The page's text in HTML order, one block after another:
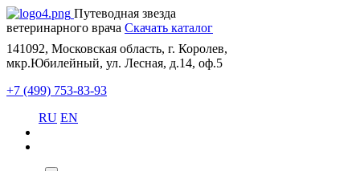
Путеводная звезда
ветеринарного врача Скачать каталог
141092, Московская область, г. Королев,
мкр.Юбилейный, ул. Лесная, д.14, оф.5
+7 (499) 753-83-93
RU EN